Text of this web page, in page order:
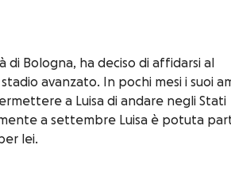
di Bologna, ha deciso di affidarsi al
avanzato. In pochi mesi i suoi
a Luisa di andare negli Stati
a settembre Luisa è potuta
lei.